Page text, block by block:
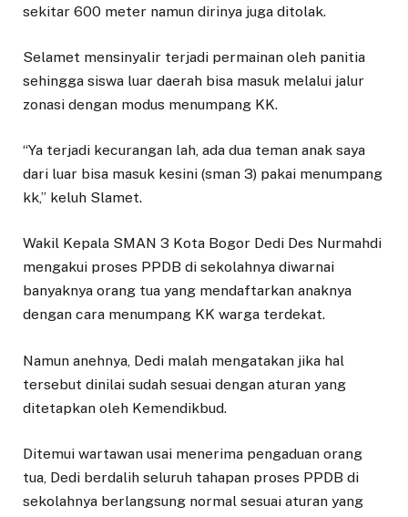
sekitar 600 meter namun dirinya juga ditolak.
Selamet mensinyalir terjadi permainan oleh panitia
sehingga siswa luar daerah bisa masuk melalui jalur
zonasi dengan modus menumpang KK.
“Ya terjadi kecurangan lah, ada dua teman anak saya
dari luar bisa masuk kesini (sman 3) pakai menumpang
kk,” keluh Slamet.
Wakil Kepala SMAN 3 Kota Bogor Dedi Des Nurmahdi
mengakui proses PPDB di sekolahnya diwarnai
banyaknya orang tua yang mendaftarkan anaknya
dengan cara menumpang KK warga terdekat.
Namun anehnya, Dedi malah mengatakan jika hal
tersebut dinilai sudah sesuai dengan aturan yang
ditetapkan oleh Kemendikbud.
Ditemui wartawan usai menerima pengaduan orang
tua, Dedi berdalih seluruh tahapan proses PPDB di
sekolahnya berlangsung normal sesuai aturan yang